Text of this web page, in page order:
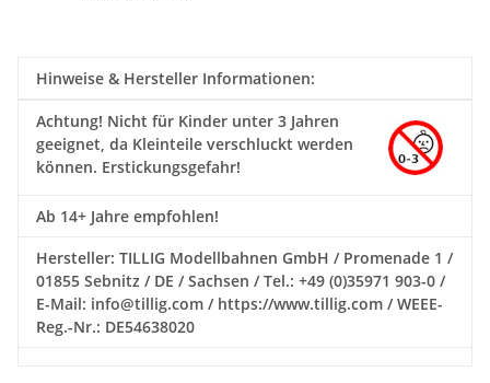
Hinweise & Hersteller Informationen:
Achtung! Nicht für Kinder unter 3 Jahren
geeignet, da Kleinteile verschluckt werden
können. Erstickungsgefahr!
Ab 14+ Jahre empfohlen!
Hersteller: TILLIG Modellbahnen GmbH / Promenade 1 /
01855 Sebnitz / DE / Sachsen / Tel.: +49 (0)35971 903-0 /
E-Mail: info@tillig.com / https://www.tillig.com / WEEE-
Reg.-Nr.: DE54638020